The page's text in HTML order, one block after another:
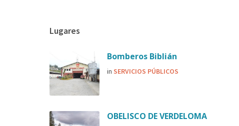
Lugares
Bomberos Biblián
inSERVICIOS PÚBLICOS
OBELISCO DE VERDELOMA